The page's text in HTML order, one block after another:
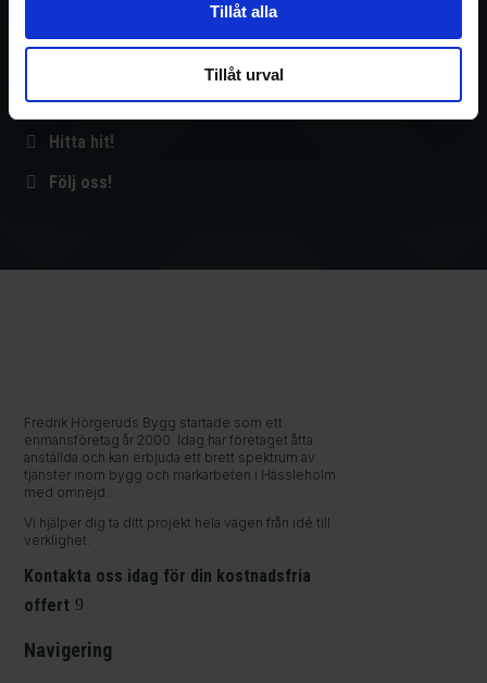
Tillåt alla
Tillåt urval
0708 773 337
fredrik@fhbygg.nu
Hitta hit!
Följ oss!
Fredrik Hörgeruds Bygg startade som ett
enmansföretag år 2000. Idag har företaget åtta
anställda och kan erbjuda ett brett spektrum av
tjänster inom bygg och markarbeten i Hässleholm
med omnejd.
Vi hjälper dig ta ditt projekt hela vägen från idé till
verklighet.
Kontakta oss idag för din kostnadsfria
offert
Navigering